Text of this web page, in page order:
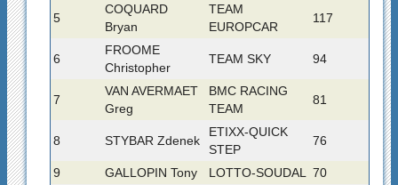
5
COQUARD
Bryan
TEAM
EUROPCAR
117
6
FROOME
Christopher
TEAM SKY 94
7
VAN AVERMAET
Greg
BMC RACING
TEAM
81
8 STYBAR Zdenek
ETIXX-QUICK
STEP
76
9 GALLOPIN Tony LOTTO-SOUDAL 70